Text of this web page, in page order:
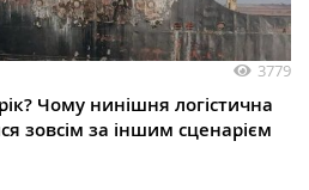
3779
Чому нинішня логістична
зовсім за іншим сценарієм